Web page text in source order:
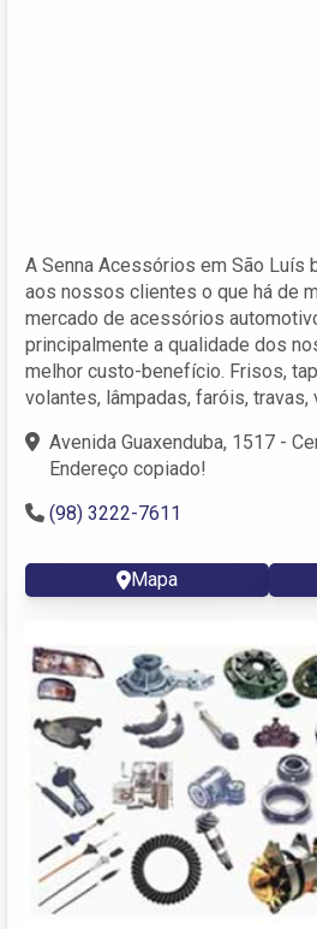
A Senna Acessórios em São Luís
aos nossos clientes o que há de
mercado de acessórios
principalmente a qualidade dos
melhor custo-benefício. Frisos,
volantes, lâmpadas, faróis,
Avenida Guaxenduba, 1517 -
Endereço copiado!
(98) 3222-7611
Mapa